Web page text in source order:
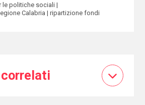
le politiche sociali
Calabria ripartizione fondi